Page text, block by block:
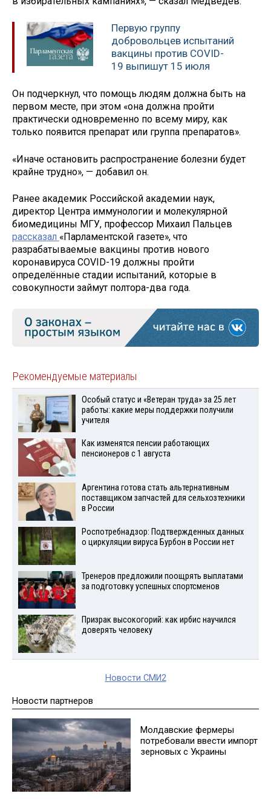
Первую группу
добровольцев испытаний
вакцины против COVID-
19 выпишут 15 июля
Он подчеркнул, что помощь людям должна быть на
первом месте, при этом «она должна пройти
практически одновременно по всему миру, как
только появится препарат или группа препаратов».
«Иначе остановить распространение болезни будет
крайне трудно», — добавил он.
Ранее академик Российской академии наук,
директор Центра иммунологии и молекулярной
биомедицины МГУ, профессор Михаил Пальцев
рассказал «Парламентской газете», что
разрабатываемые вакцины против нового
коронавируса COVID-19 должны пройти
определённые стадии испытаний, которые в
совокупности займут полтора-два года.
Рекомендуемые материалы
Особый статус и «Ветеран труда» за 25 лет
работы: какие меры поддержки получили
учителя
Как изменятся пенсии работающих
пенсионеров с 1 августа
Аргентина готова стать альтернативным
поставщиком запчастей для сельхозтехники
в России
Роспотребнадзор: Подтвержденных данных
о циркуляции вируса Бурбон в России нет
Тренеров предложили поощрять выплатами
за подготовку успешных спортсменов
Призрак высокогорий: как ирбис научился
доверять человеку
Новости СМИ2
Новости партнеров
Молдавские фермеры
потребовали ввести импорт
зерновых с Украины